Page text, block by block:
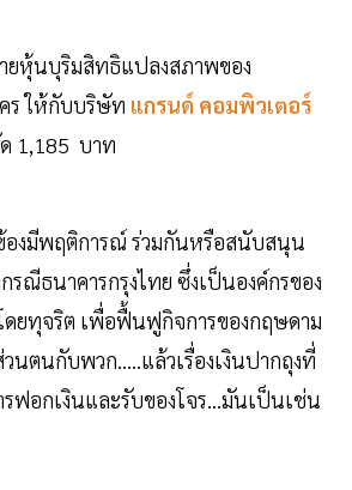
ยหุ้นบุริมสิทธิแปลงสภาพของ
ร ให้กับบริษัท แกรนด์ คอมพิวเตอร์
1,185 บาท
องมีพฤติการณ์ ร่วมกันหรือสนับสนุน
รณีธนาคารกรุงไทย ซึ่งเป็นองค์กรของ
ดยทุจริต เพื่อฟื้นฟูกิจการของกฤษดาม
นตนกับพวก.....แล้วเรื่องเงินปากถุงที่
ฟอกเงินและรับของโจร...มันเป็นเช่น